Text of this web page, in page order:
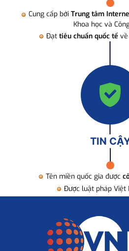
Cung cấp bởi Trung tâm
Khoa học và
Đạt tiêu chuẩn quốc tế
TIN
Tên miền quốc gia được
Được luật pháp Việt